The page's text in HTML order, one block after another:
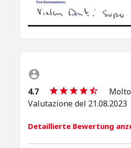
4.7
Valutazione del 21.08.2023
Detaillierte Bewertung